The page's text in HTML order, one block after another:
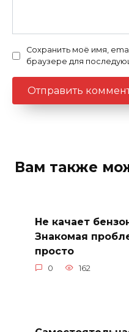
Сохранить моё имя,
браузере для
Вам также
Не качает
Знакомая
просто
0 162